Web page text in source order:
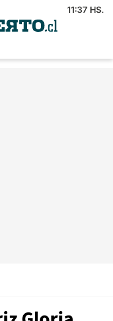
11:37 HS.